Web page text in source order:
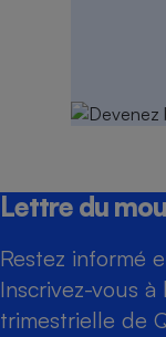
Lettre du
Restez informé
Inscrivez-vous
trimestrielle de